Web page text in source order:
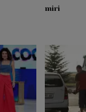
miri